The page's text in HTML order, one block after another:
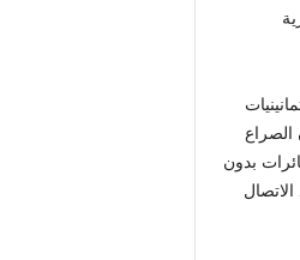
الصراع
بدون